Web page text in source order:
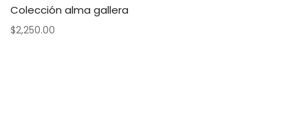
Colección alma gallera
$2,250.00